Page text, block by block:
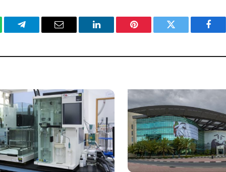
فيسبوكتويتر بينتيريستلينكدإن البريد
تيلقرام